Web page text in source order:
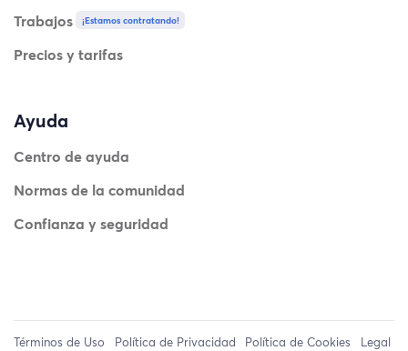
Trabajos
¡Estamos contratando!
Precios y tarifas
Ayuda
Centro de ayuda
Normas de la comunidad
Confianza y seguridad
Términos de Uso Política de Privacidad Política de Cookies Legal